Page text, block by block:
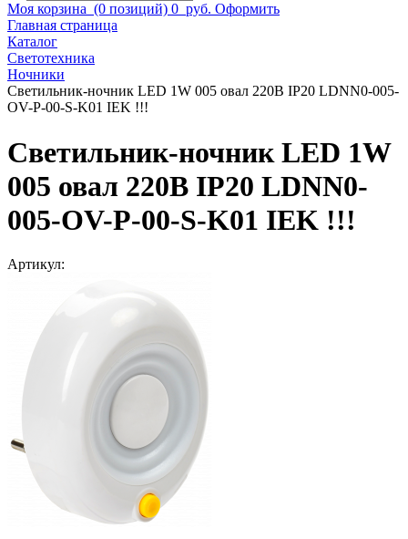
Моя корзина (0 позиций) 0 руб. Оформить
Главная страница
Каталог
Светотехника
Ночники
Светильник-ночник LED 1W 005 овал 220В IP20 LDNN0-005-
OV-P-00-S-K01 IEK !!!
Светильник-ночник LED 1W
005 овал 220В IP20 LDNN0-
005-OV-P-00-S-K01 IEK !!!
Артикул: